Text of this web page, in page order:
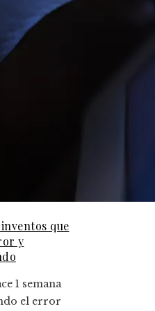
que
y
1 semana
el error